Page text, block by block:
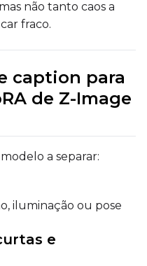
Seed
LoRA Scale
não tanto caos a
fraco.
caption para
de Z-Image
a separar:
iluminação ou pose
e